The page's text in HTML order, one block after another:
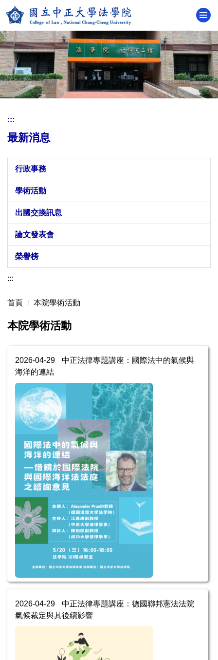
跳
到
主
要
內
容
區
:::
最新消息
行政事務
學術活動
出國交換訊息
論文發表會
榮譽榜
:::
首頁 本院學術活動
本院學術活動
2026-04-29
中正法律專題講座：國際法中的氣候與
海洋的連結
2026-04-29
中正法律專題講座：德國聯邦憲法法院
氣候裁定與其後續影響